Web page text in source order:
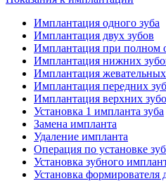
Имплантация одного зуба
Имплантация двух зубов
Имплантация при полном
Имплантация нижних
Имплантация жевательных
Имплантация передних
Имплантация верхних
Установка 1 импланта зуба
Замена импланта
Удаление импланта
Операция по установке
Установка зубного
Установка формирователя